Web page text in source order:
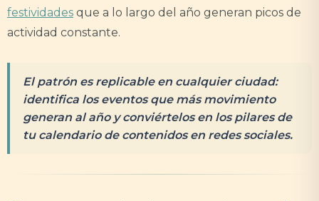
festividades que a lo largo del año generan picos de
actividad constante.
El patrón es replicable en cualquier ciudad:
identifica los eventos que más movimiento
generan al año y conviértelos en los pilares de
tu calendario de contenidos en redes sociales.